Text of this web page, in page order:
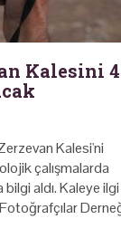
Kalesini 4
Kalesi'ni
çalışmalarda
aldı. Kaleye ilgi